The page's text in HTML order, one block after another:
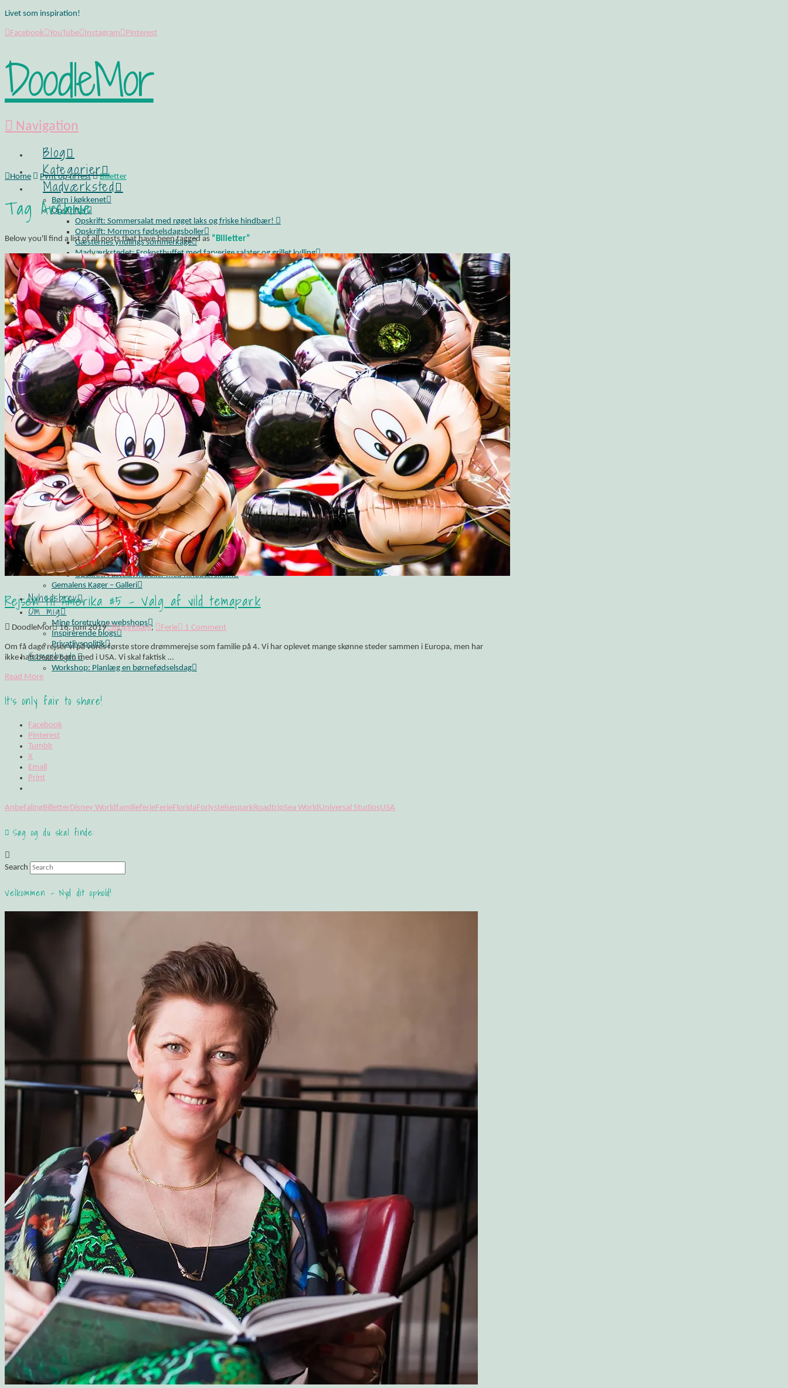
Livet som inspiration!
Facebook YouTube Instagram Pinterest
DoodleMor
Navigation
Blog
Kategorier
Madværksted
Børn i køkkenet
Opskrifter
Opskrift: Sommersalat med røget laks og friske hindbær!
Opskrift: Mormors fødselsdagsboller
Gæsternes yndlings sommerkage
Madværkstedet: Frokostbuffet med farverige salater og grillet kylling
Opskrift: Luksusagtig brunsviger
Opskrift på kransekage
Opskrift: Saftige “romkugler”, der overholder sukkerpolitikken!
Fluffy søndagspandekager med blåbærsylt
Opskrift: Fastelavnsboller med hindbærskum
Gemalens Kager – Galleri
Nyhedsbrev
Om mig
Mine foretrukne webshops
Inspirerende blogs
Privatlivspolitik
Samarbejde
Workshop: Planlæg en børnefødselsdag
Blog
Kategorier
Madværksted
Børn i køkkenet
Opskrifter
Opskrift: Sommersalat med røget laks og friske hindbær!
Opskrift: Mormors fødselsdagsboller
Gæsternes yndlings sommerkage
Madværkstedet: Frokostbuffet med farverige salater og grillet kylling
Opskrift: Luksusagtig brunsviger
Opskrift på kransekage
Opskrift: Saftige “romkugler”, der overholder sukkerpolitikken!
Fluffy søndagspandekager med blåbærsylt
Opskrift: Fastelavnsboller med hindbærskum
Gemalens Kager – Galleri
Nyhedsbrev
Om mig
Mine foretrukne webshops
Inspirerende blogs
Privatlivspolitik
Samarbejde
Workshop: Planlæg en børnefødselsdag
Home Pynt op til fest Billetter
Tag Archive
Below you'll find a list of all posts that have been tagged as “Billetter”
Rejsen til Amerika #5 – Valg af vild temapark
DoodleMor 16. juni 2019 Blogindlæg, Ferie 1 Comment
Om få dage rejser vi på vores første store drømmerejse som familie på 4. Vi har oplevet mange skønne steder sammen i Europa, men har
ikke haft begge børn med i USA. Vi skal faktisk …
Read More
It's only fair to share!
Facebook
Pinterest
Tumblr
X
Email
Print
AnbefalingBilletterDisney WorldfamilieferieFerieFloridaForlystelsesparkRoadtripSea World Universal StudiosUSA
Søg og du skal finde:
Search
Velkommen – Nyd dit ophold!